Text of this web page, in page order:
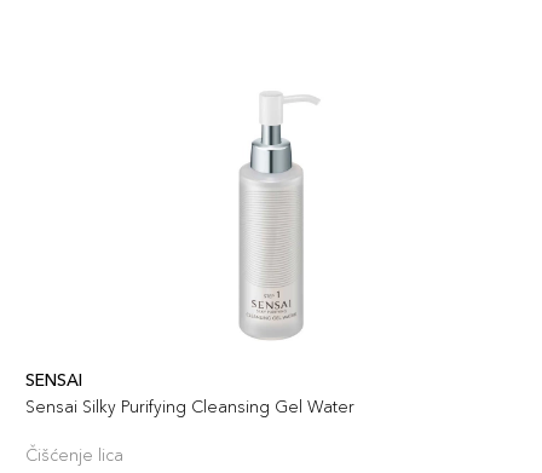
SENSAI
Sensai Silky Purifying Cleansing Gel Water
Čišćenje lica